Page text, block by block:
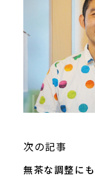
次の記事
無茶な調整に